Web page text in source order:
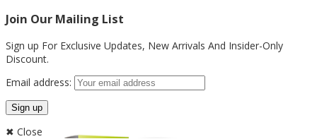
Join Our Mailing List
Sign up For Exclusive Updates, New Arrivals And Insider-Only
Discount.
Email address:
✖ Close